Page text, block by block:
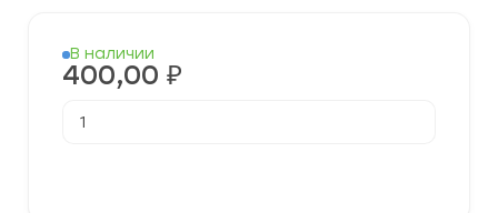
В наличии
400,00 ₽
товара